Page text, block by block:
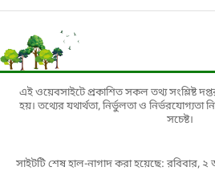
এই ওয়েবসাইটে প্রকাশিত সকল তথ্য সংশ্লিষ্ট
হয়। তথ্যের যথার্থতা, নির্ভুলতা ও নির্ভরযোগ্যতা
সচেষ্ট।
সাইটটি শেষ হাল-নাগাদ করা হয়েছে: